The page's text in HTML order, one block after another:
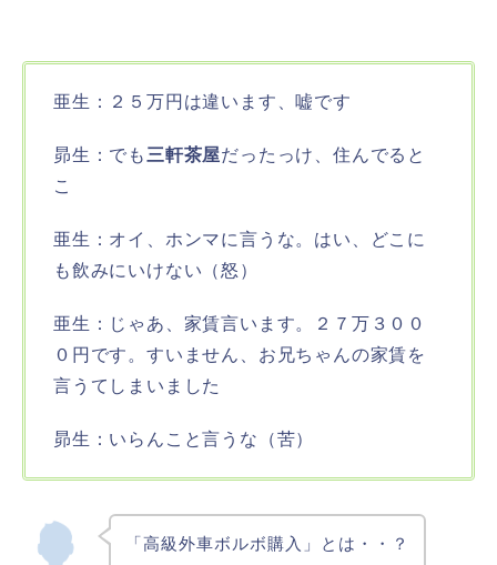
亜生：２５万円は違います、嘘です
昴生：でも三軒茶屋だったっけ、住んでると
こ
亜生：オイ、ホンマに言うな。はい、どこに
も飲みにいけない（怒）
亜生：じゃあ、家賃言います。２７万３００
０円です。すいません、お兄ちゃんの家賃を
言うてしまいました
昴生：いらんこと言うな（苦）
「高級外車ボルボ購入」とは・・？